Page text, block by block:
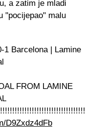
a zatim je mladi
"pocijepao" malu
Barcelona | Lamine
FROM LAMINE
D9Zxdz4dFb